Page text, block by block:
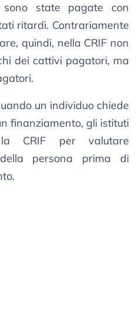
state pagate con
ritardi. Contrariamente
quindi, nella CRIF non
dei cattivi pagatori, ma
un individuo chiede
finanziamento, gli istituti
CRIF per valutare
persona prima di